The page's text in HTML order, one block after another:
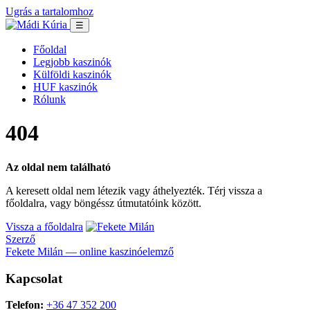
Ugrás a tartalomhoz
☰
Főoldal
Legjobb kaszinók
Külföldi kaszinók
HUF kaszinók
Rólunk
404
Az oldal nem található
A keresett oldal nem létezik vagy áthelyezték. Térj vissza a
főoldalra, vagy böngéssz útmutatóink között.
Vissza a főoldalra
Szerző
Fekete Milán — online kaszinóelemző
Kapcsolat
Telefon: +36 47 352 200